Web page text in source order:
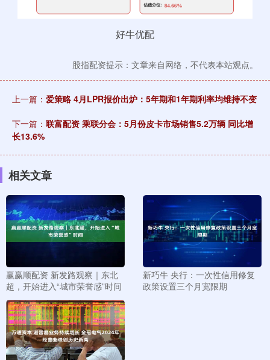
好牛优配
股指配资提示：文章来自网络，不代表本站观点。
上一篇： 爱策略 4月LPR报价出炉：5年期和1年期利率均维持不变
下一篇： 联富配资 乘联分会：5月份皮卡市场销售5.2万辆 同比增
长13.6%
相关文章
赢赢顺配资 新发路观察｜东北
超，开始进入“城市荣誉感”时间
新巧牛 央行：一次性信用修复
政策设置三个月宽限期